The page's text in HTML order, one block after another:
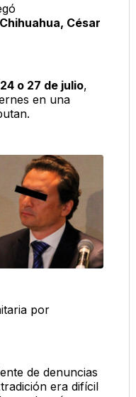
César
o 27 de julio,
en una
por
de denuncias
era difícil